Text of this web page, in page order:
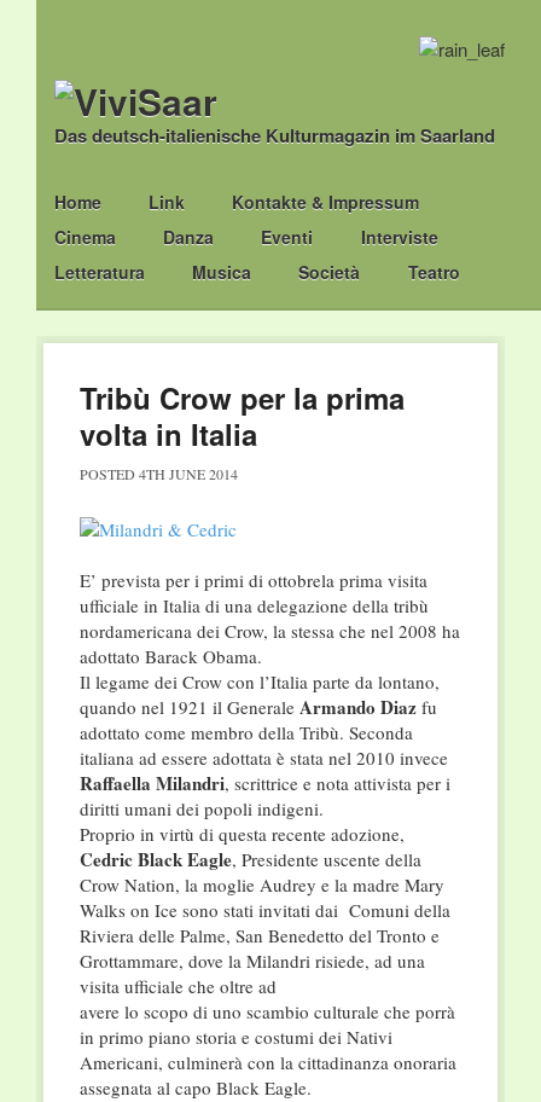
Das deutsch-italienische Kulturmagazin im Saarland
Main menu
Skip
to
content
Home Link
Kontakte & Impressum
Cinema
Danza Eventi
Interviste
Letteratura
Musica Società Teatro
Tribù Crow per la prima
volta in Italia
POSTED 4TH JUNE 2014
E’ prevista per i primi di ottobrela prima visita
ufficiale in Italia di una delegazione della tribù
nordamericana dei Crow, la stessa che nel 2008 ha
adottato Barack Obama.
Il legame dei Crow con l’Italia parte da lontano,
quando nel 1921 il Generale Armando Diazfu
adottato come membro della Tribù. Seconda
italiana ad essere adottata è stata nel 2010 invece
Raffaella Milandri, scrittrice e nota attivista per i
diritti umani dei popoli indigeni.
Proprio in virtù di questa recente adozione,
Cedric Black Eagle, Presidente uscente della
Crow Nation, la moglie Audrey e la madre Mary
Walks on Ice sono stati invitati dai Comuni della
Riviera delle Palme, San Benedetto del Tronto e
Grottammare, dove la Milandri risiede, ad una
visita ufficiale che oltre ad
avere lo scopo di uno scambio culturale che porrà
in primo piano storia e costumi dei Nativi
Americani, culminerà con la cittadinanza onoraria
assegnata al capo Black Eagle.